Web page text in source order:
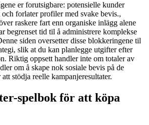
er forutsigbare: potensielle kunder
forlater profiler med svake bevis.,
raskere fart enn organiske inlägg alene
begrenset tid til å administrere komplekse
siden oversetter disse blokkeringene til
slik at du kan planlegge utgifter efter
Riktig oppsett handler inte om totaler av
om å skape nok sosiale bevis på de
stödja reelle kampanjeresultater.
spelbok för att köpa